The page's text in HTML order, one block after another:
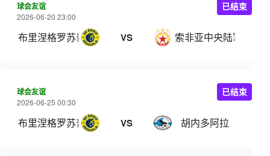
球会友谊
2026-06-20 23:00
布里涅格罗苏普列 VS 索非亚中央陆军
已结束
球会友谊
2026-06-25 00:30
布里涅格罗苏普列 VS 胡内多阿拉
已结束